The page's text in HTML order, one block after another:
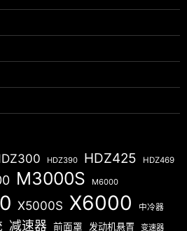
HDZ390 HDZ425 HDZ469
M3000S M6000
X5000S X6000 中冷器
减速器 前面罩 发动机悬置 变速器